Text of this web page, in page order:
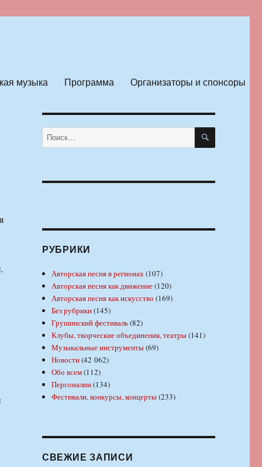
музыка Программа Организаторы и спонсоры
Искать: ПОИСК
РУБРИКИ
Авторская песня в регионах(107)
Авторская песня как движение(120)
Авторская песня как искусство (169)
Без рубрики(145)
Грушинский фестиваль(82)
Клубы, творческие объединения, театры(141)
Музыкальные инструменты(69)
Новости(42 062)
Обо всем(112)
Персоналии(134)
Фестивали, конкурсы, концерты(233)
СВЕЖИЕ ЗАПИСИ